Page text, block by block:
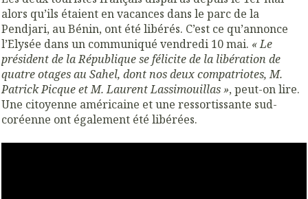
alors qu’ils étaient en vacances dans le parc de la
Pendjari, au Bénin, ont été libérés. C’est ce qu’annonce
l’Elysée dans un communiqué vendredi 10 mai. « Le
président de la République se félicite de la libération de
quatre otages au Sahel, dont nos deux compatriotes, M.
Patrick Picque et M. Laurent Lassimouillas », peut-on lire.
Une citoyenne américaine et une ressortissante sud-
coréenne ont également été libérées.